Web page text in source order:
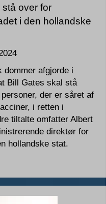
over for
i den hollandske
dommer afgjorde i
Bill Gates skal stå
der er såret af
i retten i
tiltalte omfatter Albert
direktør for
hollandske stat.